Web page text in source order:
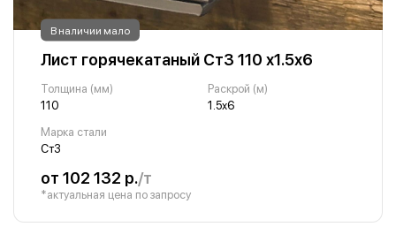
В наличии мало
Лист горячекатаный Ст3 110 х1.5х6
Толщина (мм)
110
Раскрой (м)
1.5х6
Марка стали
Ст3
от 102 132 р./т
*актуальная цена по запросу